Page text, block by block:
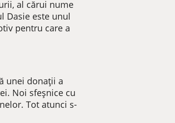
al cărui nume
Dasie este unul
pentru care a
unei donații a
Noi sfeșnice cu
Tot atunci s-